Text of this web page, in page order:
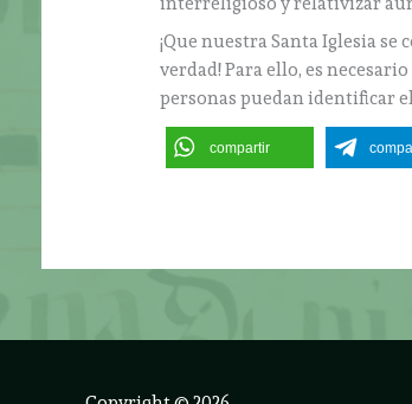
¡Que nuestra Santa Iglesia
verdad! Para ello, es
personas puedan identificar
compartir